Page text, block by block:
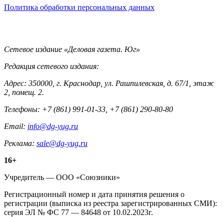
Политика обработки персональных данных
Контакты
Сетевое издание «Деловая газета. Юг»
Редакция сетевого издания:
Адрес: 350000, г. Краснодар, ул. Рашпилевская, д. 67/1, этаж
2, помещ. 2.
Телефоны: +7 (861) 991-01-33, +7 (861) 290-80-80
Email: info@dg-yug.ru
Реклама: sale@dg-yug.ru
Информация
о
издании
16+
Учредитель — ООО «Союзники»
Регистрационный номер и дата принятия решения о
регистрации (выписка из реестра зарегистрированных СМИ):
серия ЭЛ № ФС 77 — 84648 от 10.02.2023г.